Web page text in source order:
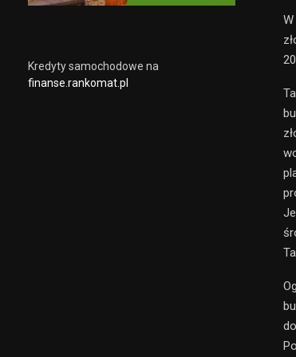
Kredyty samochodowe na
finanse.rankomat.pl